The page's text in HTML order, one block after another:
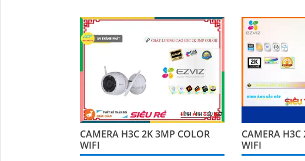
biến hình ảnh
BC1c/SP-
giá rẻ với khả
lên đến
nhớ
CAMERA H3C 2K 3MP COLOR
WIFI
CAMERA
WIFI